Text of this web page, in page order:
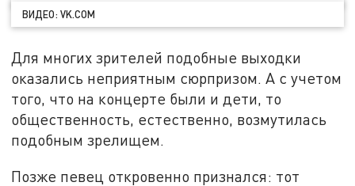
ВИДЕО: VK.COM
Для многих зрителей подобные выходки
оказались неприятным сюрпризом. А с учетом
того, что на концерте были и дети, то
общественность, естественно, возмутилась
подобным зрелищем.
Позже певец откровенно признался: тот